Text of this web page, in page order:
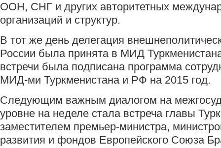
ООН, СНГ и других авторитетных
организаций и структур.
В тот же день делегация
России была принята в МИД
встречи была подписана программа
МИД-ми Туркменистана и РФ на 2015 год.
Следующим важным диалогом на
уровне на неделе стала встреча главы
заместителем премьер-министра,
развития и фондов Европейского Союза